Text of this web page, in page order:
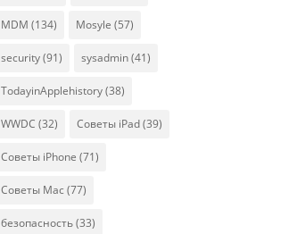
MDM (134) Mosyle (57)
security(91) sysadmin(41)
TodayinApplehistory(38)
WWDC (32) Советы iPad(39)
Советы iPhone (71)
Советы Mac (77)
безопасность(33)